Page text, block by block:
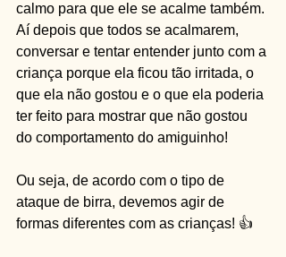
calmo para que ele se acalme também.
Aí depois que todos se acalmarem,
conversar e tentar entender junto com a
criança porque ela ficou tão irritada, o
que ela não gostou e o que ela poderia
ter feito para mostrar que não gostou
do comportamento do amiguinho!
Ou seja, de acordo com o tipo de
ataque de birra, devemos agir de
formas diferentes com as crianças! 👍